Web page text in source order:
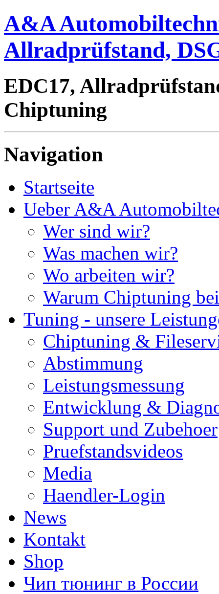
A&A
Allradprüfstand,
EDC17,
Chiptuning
Navigation
Startseite
Ueber A&A
Wer sind wir?
Was machen wir?
Wo arbeiten wir?
Warum Chiptuning
Tuning - unsere
Chiptuning &
Abstimmung
Leistungsmessung
Entwicklung &
Support und Zubehoer
Pruefstandsvideos
Media
Haendler-Login
News
Kontakt
Shop
Чип тюнинг в России